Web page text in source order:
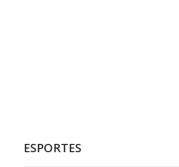
ESPORTES